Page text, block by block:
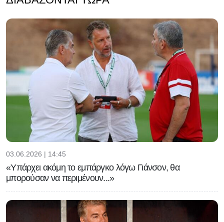
03.06.2026 | 14:45
«Υπάρχει ακόμη το εμπάργκο λόγω Γιάνσον, θα
μπορούσαν να περιμένουν...»